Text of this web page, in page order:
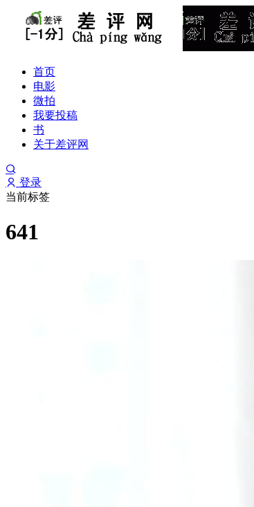
首页
电影
微拍
我要投稿
书
关于差评网
登录
当前标签
641